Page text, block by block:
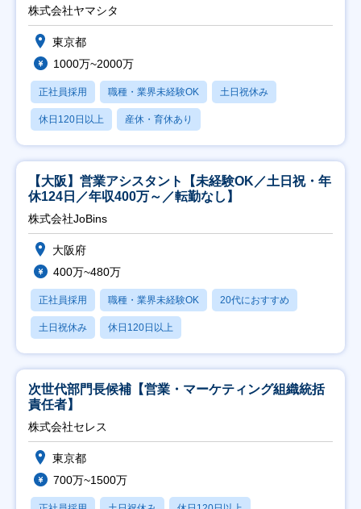
株式会社ヤマシタ
東京都
1000万~2000万
正社員採用 職種・業界未経験OK 土日祝休み
休日120日以上 産休・育休あり
【大阪】営業アシスタント【未経験OK／土日祝・年
休124日／年収400万～／転勤なし】
株式会社JoBins
大阪府
400万~480万
正社員採用 職種・業界未経験OK 20代におすすめ
土日祝休み 休日120日以上
次世代部門長候補【営業・マーケティング組織統括
責任者】
株式会社セレス
東京都
700万~1500万